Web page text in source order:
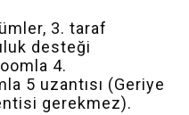
3. taraf
desteği
4.
5 uzantısı (Geriye
gerekmez).